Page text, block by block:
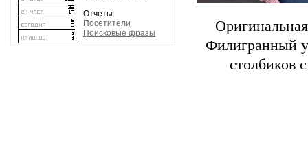
Отчеты:
Посетители
Поисковые фразы
Филигранный
столбиков